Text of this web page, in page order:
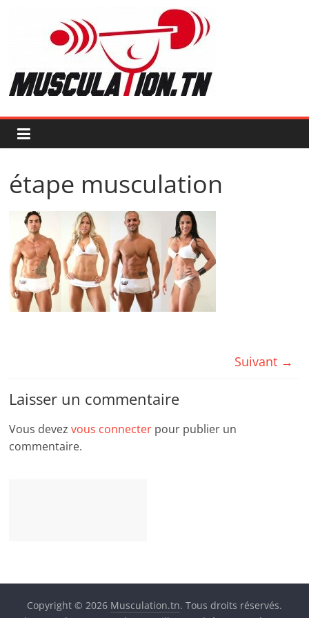
Musculation.tn
Pour
avoir
des
muscles
étape musculation
Suivant →
Laisser un commentaire
Vous devezvous connecter pour publier un
commentaire.
Copyright © 2026 Musculation.tn. Tous droits réservés.